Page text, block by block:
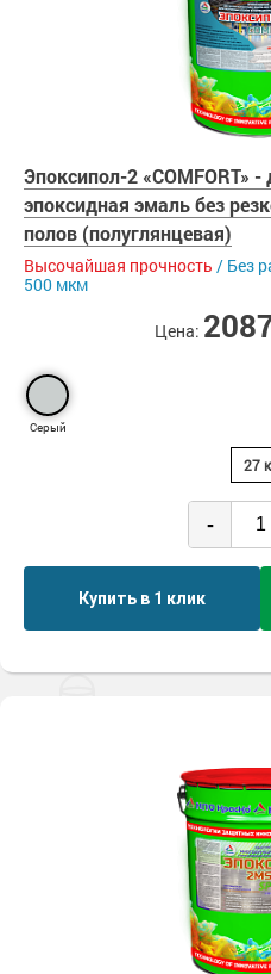
Эпоксипол-2 «COMFORT»
эпоксидная эмаль без
полов (полуглянцевая)
Высочайшая прочность / Без
500 мкм
Цена:
Серый
27
-
Купить в 1 клик